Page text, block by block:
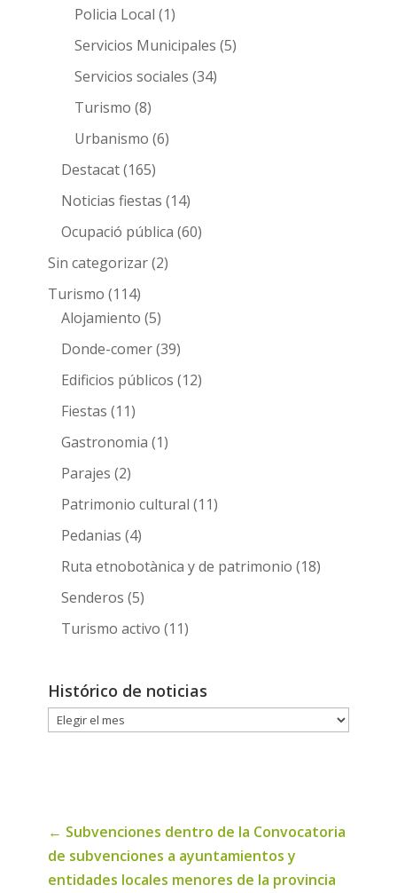
Policia Local (1)
Servicios Municipales (5)
Servicios sociales (34)
Turismo (8)
Urbanismo (6)
Destacat(165)
Noticias fiestas (14)
Ocupació pública (60)
Sin categorizar(2)
Turismo (114)
Alojamiento (5)
Donde-comer(39)
Edificios públicos (12)
Fiestas (11)
Gastronomia (1)
Parajes (2)
Patrimonio cultural (11)
Pedanias (4)
Ruta etnobotànica y de patrimonio (18)
Senderos (5)
Turismo activo (11)
Histórico de noticias
Histórico
← Subvenciones dentro de la Convocatoria
de subvenciones a ayuntamientos y
entidades locales menores de la provincia